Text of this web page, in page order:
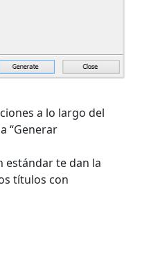
a lo largo del
“Generar
estándar te dan la
títulos con